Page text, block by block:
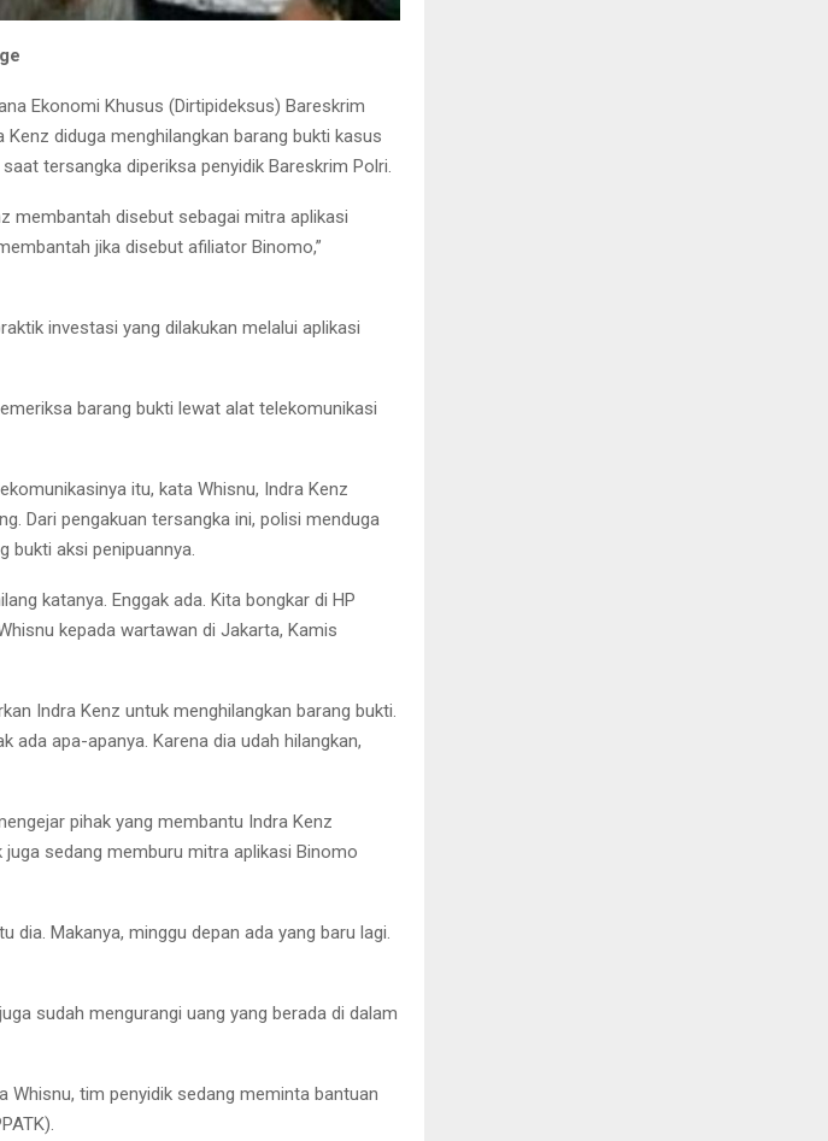
Ekonomi Khusus (Dirtipideksus) Bareskrim
diduga menghilangkan barang bukti kasus
tersangka diperiksa penyidik Bareskrim Polri.
membantah disebut sebagai mitra aplikasi
jika disebut afiliator Binomo,”
investasi yang dilakukan melalui aplikasi
barang bukti lewat alat telekomunikasi
itu, kata Whisnu, Indra Kenz
Dari pengakuan tersangka ini, polisi menduga
bukti aksi penipuannya.
katanya. Enggak ada. Kita bongkar di HP
kepada wartawan di Jakarta, Kamis
Indra Kenz untuk menghilangkan barang bukti.
ada apa-apanya. Karena dia udah hilangkan,
pihak yang membantu Indra Kenz
sedang memburu mitra aplikasi Binomo
dia. Makanya, minggu depan ada yang baru lagi.
sudah mengurangi uang yang berada di dalam
tim penyidik sedang meminta bantuan